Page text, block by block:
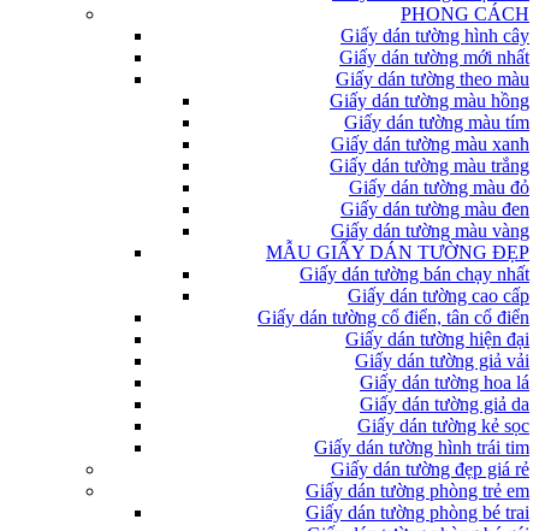
PHONG CÁCH
Giấy dán tường hình cây
Giấy dán tường mới nhất
Giấy dán tường theo màu
Giấy dán tường màu hồng
Giấy dán tường màu tím
Giấy dán tường màu xanh
Giấy dán tường màu trắng
Giấy dán tường màu đỏ
Giấy dán tường màu đen
Giấy dán tường màu vàng
MẪU GIẤY DÁN TƯỜNG ĐẸP
Giấy dán tường bán chạy nhất
Giấy dán tường cao cấp
Giấy dán tường cổ điển, tân cổ điển
Giấy dán tường hiện đại
Giấy dán tường giả vải
Giấy dán tường hoa lá
Giấy dán tường giả da
Giấy dán tường kẻ sọc
Giấy dán tường hình trái tim
Giấy dán tường đẹp giá rẻ
Giấy dán tường phòng trẻ em
Giấy dán tường phòng bé trai